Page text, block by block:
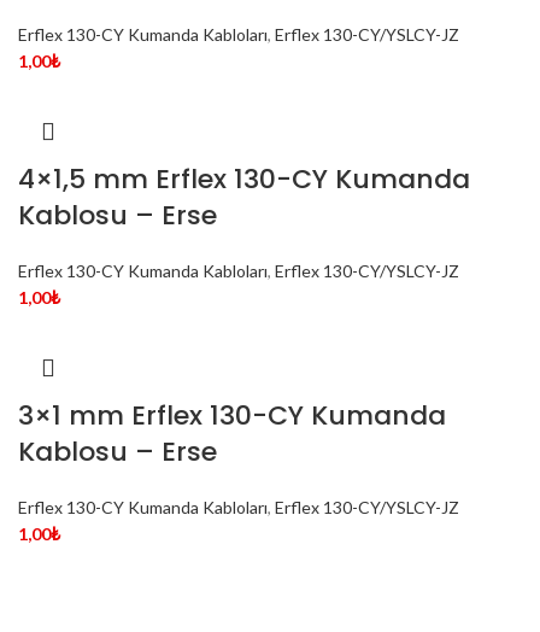
Erflex 130-CY Kumanda Kabloları, Erflex 130-CY/YSLCY-JZ
1,00₺
4×1,5 mm Erflex 130-CY Kumanda
Kablosu – Erse
Erflex 130-CY Kumanda Kabloları, Erflex 130-CY/YSLCY-JZ
1,00₺
3×1 mm Erflex 130-CY Kumanda
Kablosu – Erse
Erflex 130-CY Kumanda Kabloları, Erflex 130-CY/YSLCY-JZ
1,00₺